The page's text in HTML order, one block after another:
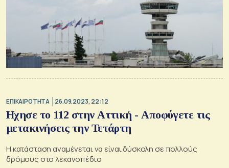
ΕΠΙΚΑΙΡΟΤΗΤΑ 26.09.2023, 22:12
Ηχησε το 112 στην Αττική - Αποφύγετε τις
μετακινήσεις την Τετάρτη
Η κατάσταση αναμένεται να είναι δύσκολη σε πολλούς
δρόμους στο λεκανοπέδιο